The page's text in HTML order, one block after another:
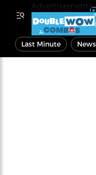
Last Minute News
Advertisements